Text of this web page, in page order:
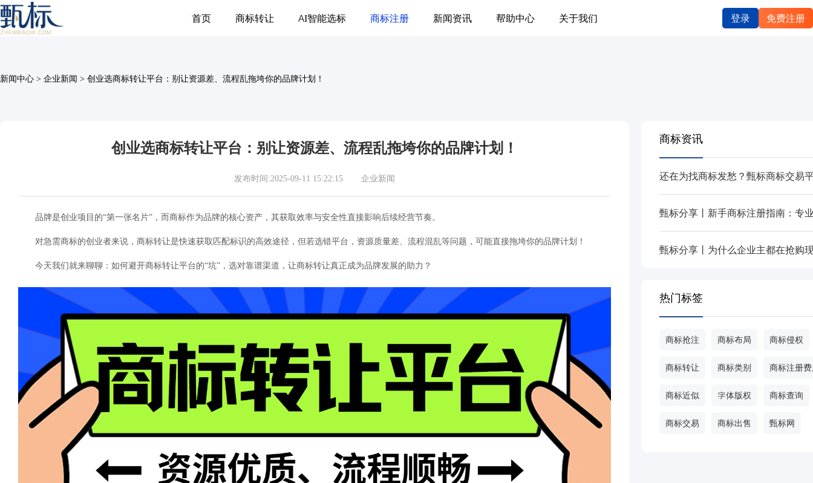
首页 商标转让 AI智能选标 商标注册 新闻资讯 帮助中心 关于我们 登录 免费注册
新闻中心 > 企业新闻 > 创业选商标转让平台：别让资源差、流程乱拖垮你的品牌计划！
创业选商标转让平台：别让资源差、流程乱拖垮你的品牌计划！
发布时间:2025-09-11 15:22:15 企业新闻
品牌是创业项目的“第一张名片”，而商标作为品牌的核心资产，其获取效率与安全性直接影响后续经营节奏。
对急需商标的创业者来说，商标转让是快速获取匹配标识的高效途径，但若选错平台，资源质量差、流程混乱等问题，可能直接拖垮你的品牌计划！
今天我们就来聊聊：如何避开商标转让平台的“坑”，选对靠谱渠道，让商标转让真正成为品牌发展的助力？
商标资讯
热门标签
商标抢注 商标布局 商标侵权
商标转让 商标类别 商标注册
商标近似 字体版权 商标查询
商标交易 商标出售 甄标网